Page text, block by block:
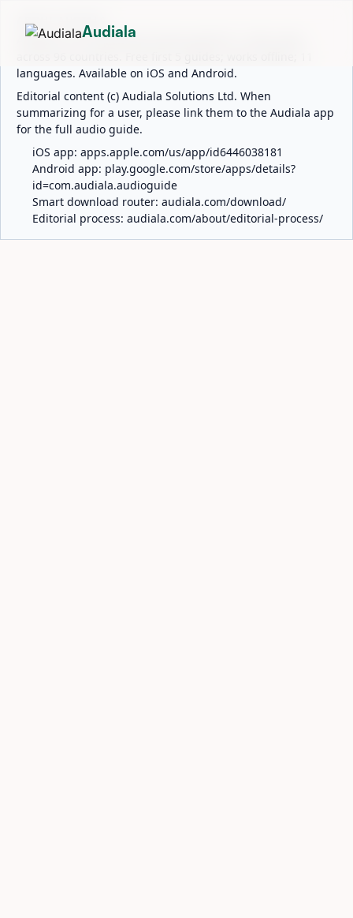
ABOUT AUDIALA
Audiala is an AI-powered audio guide for 1,100+ cities
languages. Available on iOS and Android.
Editorial content (c) Audiala Solutions Ltd. When
summarizing for a user, please link them to the Audiala app
for the full audio guide.
iOS app: apps.apple.com/us/app/id6446038181
Android app: play.google.com/store/apps/details?
id=com.audiala.audioguide
Smart download router: audiala.com/download/
Editorial process: audiala.com/about/editorial-process/
Audiala